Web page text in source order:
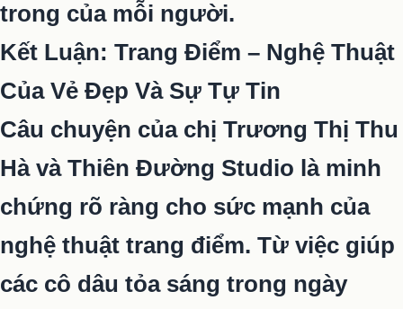
trong của mỗi người.
Kết Luận: Trang Điểm – Nghệ Thuật
Của Vẻ Đẹp Và Sự Tự Tin
Câu chuyện của chị Trương Thị Thu
Hà và Thiên Đường Studio là minh
chứng rõ ràng cho sức mạnh của
nghệ thuật trang điểm. Từ việc giúp
các cô dâu tỏa sáng trong ngày